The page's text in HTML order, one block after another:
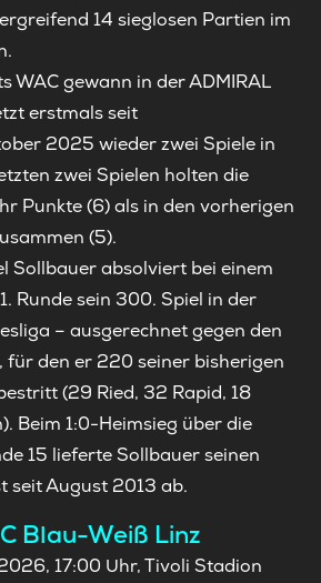
14 sieglosen Partien im
WAC gewann in der ADMIRAL
erstmals seit
2025 wieder zwei Spiele in
zwei Spielen holten die
Punkte (6) als in den vorherigen
(5).
Sollbauer absolviert bei einem
Runde sein 300. Spiel in der
– ausgerechnet gegen den
für den er 220 seiner bisherigen
(29 Ried, 32 Rapid, 18
Beim 1:0-Heimsieg über die
15 lieferte Sollbauer seinen
seit August 2013 ab.
Blau-Weiß Linz
17:00 Uhr, Tivoli Stadion